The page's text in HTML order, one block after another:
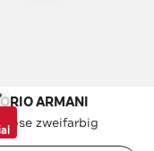
ARMANI
zweifarbig